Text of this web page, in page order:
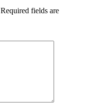
Required fields are